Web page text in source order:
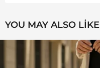
YOU MAY ALSO LIKE